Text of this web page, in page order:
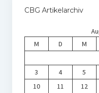
CBG Artikelarchiv
M
D M
3
4 5
10
11 12